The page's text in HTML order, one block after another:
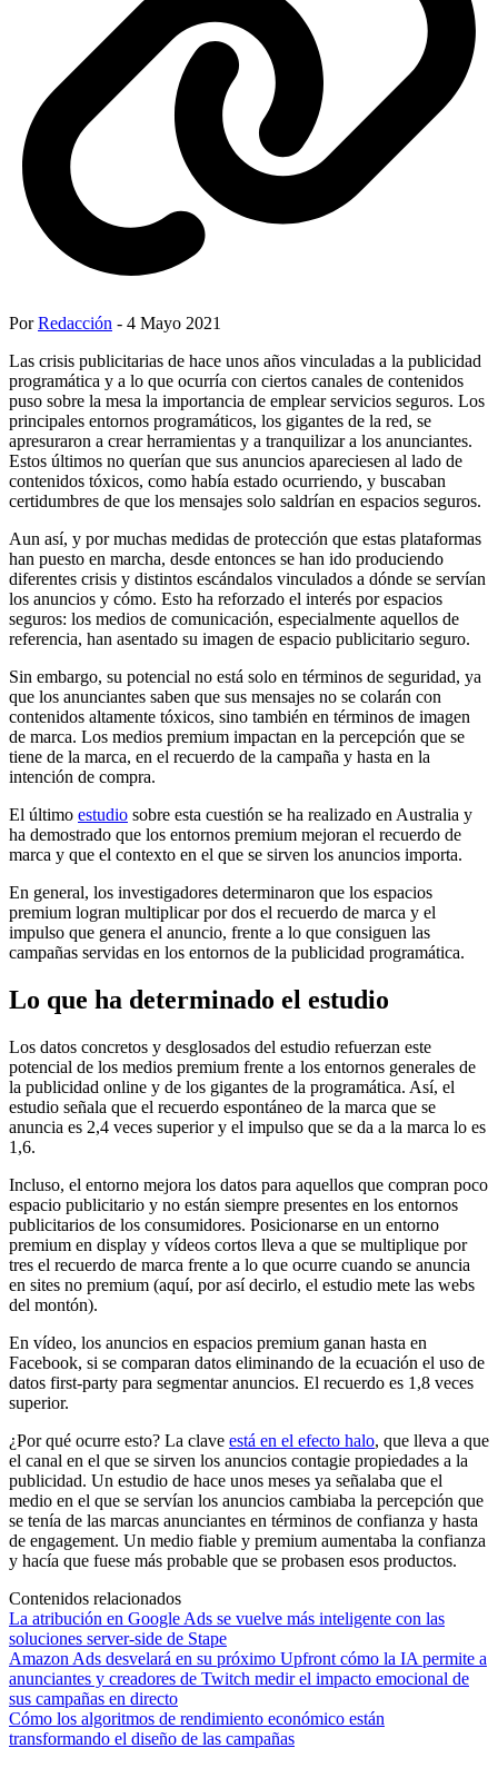
PorRedacción - 4 Mayo 2021
Las crisis publicitarias de hace unos años vinculadas a la publicidad
programática y a lo que ocurría con ciertos canales de contenidos
puso sobre la mesa la importancia de emplear servicios seguros. Los
principales entornos programáticos, los gigantes de la red, se
apresuraron a crear herramientas y a tranquilizar a los anunciantes.
Estos últimos no querían que sus anuncios apareciesen al lado de
contenidos tóxicos, como había estado ocurriendo, y buscaban
certidumbres de que los mensajes solo saldrían en espacios seguros.
Aun así, y por muchas medidas de protección que estas plataformas
han puesto en marcha, desde entonces se han ido produciendo
diferentes crisis y distintos escándalos vinculados a dónde se servían
los anuncios y cómo. Esto ha reforzado el interés por espacios
seguros: los medios de comunicación, especialmente aquellos de
referencia, han asentado su imagen de espacio publicitario seguro.
Sin embargo, su potencial no está solo en términos de seguridad, ya
que los anunciantes saben que sus mensajes no se colarán con
contenidos altamente tóxicos, sino también en términos de imagen
de marca. Los medios premium impactan en la percepción que se
tiene de la marca, en el recuerdo de la campaña y hasta en la
intención de compra.
El último estudio sobre esta cuestión se ha realizado en Australia y
ha demostrado que los entornos premium mejoran el recuerdo de
marca y que el contexto en el que se sirven los anuncios importa.
En general, los investigadores determinaron que los espacios
premium logran multiplicar por dos el recuerdo de marca y el
impulso que genera el anuncio, frente a lo que consiguen las
campañas servidas en los entornos de la publicidad programática.
Lo que ha determinado el estudio
Los datos concretos y desglosados del estudio refuerzan este
potencial de los medios premium frente a los entornos generales de
la publicidad online y de los gigantes de la programática. Así, el
estudio señala que el recuerdo espontáneo de la marca que se
anuncia es 2,4 veces superior y el impulso que se da a la marca lo es
1,6.
Incluso, el entorno mejora los datos para aquellos que compran poco
espacio publicitario y no están siempre presentes en los entornos
publicitarios de los consumidores. Posicionarse en un entorno
premium en display y vídeos cortos lleva a que se multiplique por
tres el recuerdo de marca frente a lo que ocurre cuando se anuncia
en sites no premium (aquí, por así decirlo, el estudio mete las webs
del montón).
En vídeo, los anuncios en espacios premium ganan hasta en
Facebook, si se comparan datos eliminando de la ecuación el uso de
datos first-party para segmentar anuncios. El recuerdo es 1,8 veces
superior.
¿Por qué ocurre esto? La clave está en el efecto halo, que lleva a que
el canal en el que se sirven los anuncios contagie propiedades a la
publicidad. Un estudio de hace unos meses ya señalaba que el
medio en el que se servían los anuncios cambiaba la percepción que
se tenía de las marcas anunciantes en términos de confianza y hasta
de engagement. Un medio fiable y premium aumentaba la confianza
y hacía que fuese más probable que se probasen esos productos.
Contenidos relacionados
La atribución en Google Ads se vuelve más inteligente con las
soluciones server-side de Stape
Amazon Ads desvelará en su próximo Upfront cómo la IA permite a
anunciantes y creadores de Twitch medir el impacto emocional de
sus campañas en directo
Cómo los algoritmos de rendimiento económico están
transformando el diseño de las campañas